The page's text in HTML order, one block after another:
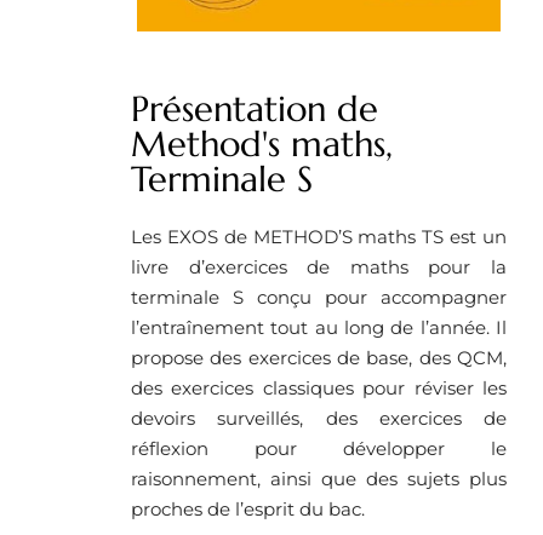
Présentation de
Method's maths,
Terminale S
Les EXOS de METHOD’S maths TS est un
livre d’exercices de maths pour la
terminale S conçu pour accompagner
l’entraînement tout au long de l’année. Il
propose des exercices de base, des QCM,
des exercices classiques pour réviser les
devoirs surveillés, des exercices de
réflexion pour développer le
raisonnement, ainsi que des sujets plus
proches de l’esprit du bac.